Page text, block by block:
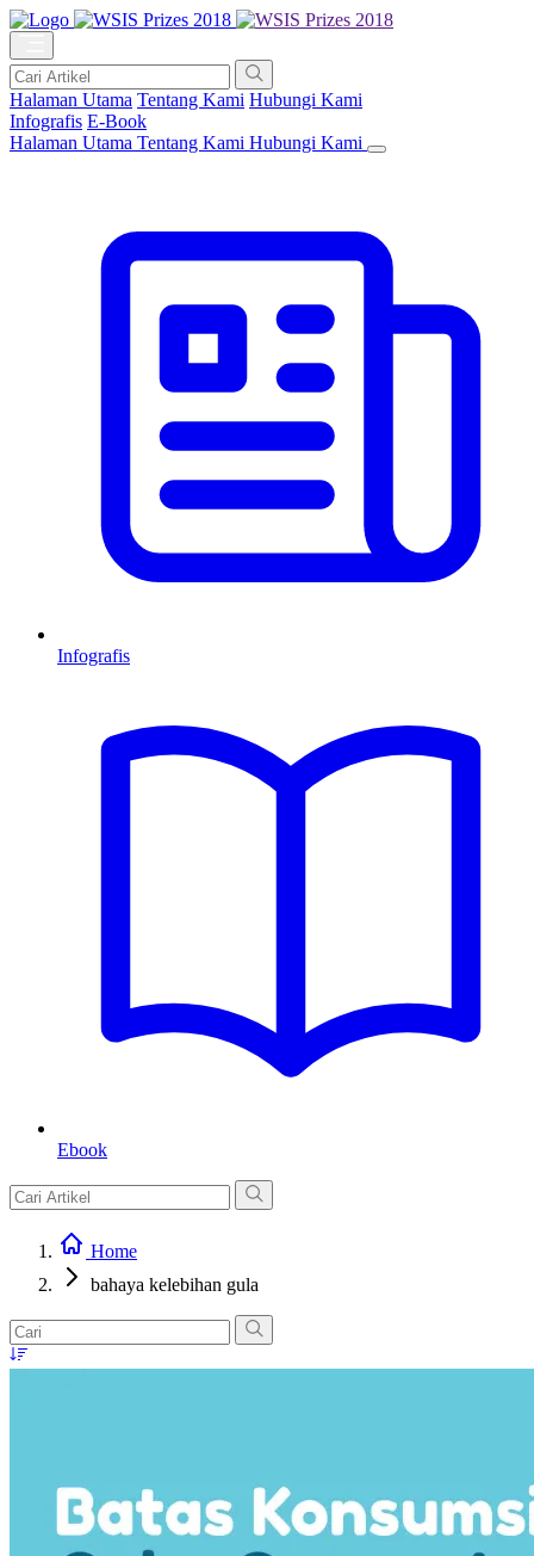
Halaman Utama Tentang Kami Hubungi Kami
Infografis E-Book
Halaman Utama Tentang Kami Hubungi Kami
Infografis
Ebook
Home
bahaya kelebihan gula